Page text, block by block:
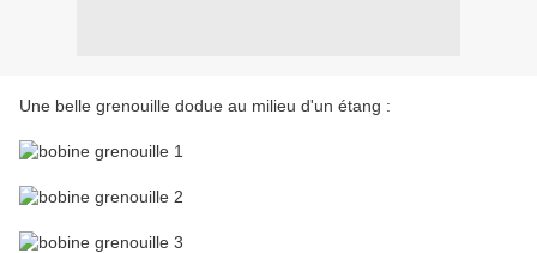
Une belle grenouille dodue au milieu d'un étang :